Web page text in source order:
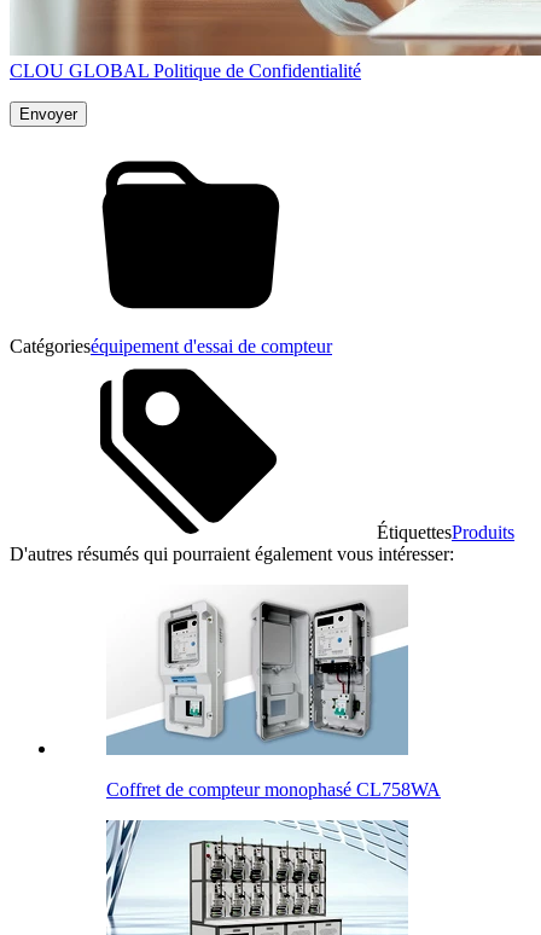
CLOU GLOBAL Politique de Confidentialité
Catégorieséquipement d'essai de compteur
ÉtiquettesProduits
D'autres résumés qui pourraient également vous intéresser:
Coffret de compteur monophasé CL758WA